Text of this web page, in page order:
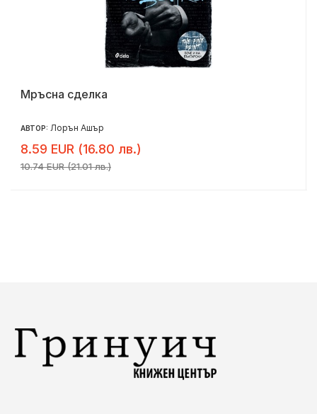
Мръсна сделка
АВТОР: Лорън Ашър
8.59 EUR (16.80 лв.)
10.74 EUR (21.01 лв.)